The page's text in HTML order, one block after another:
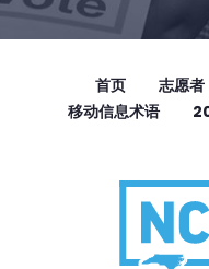
首页 志愿者
移动信息术语